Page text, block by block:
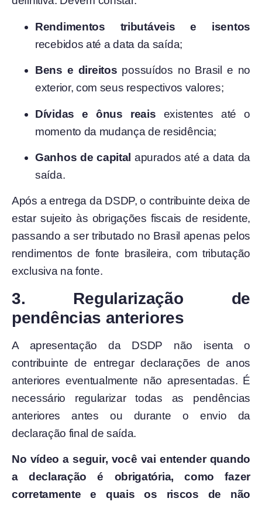
Rendimentos tributáveis e isentos
recebidos até a data da saída;
Bens e direitos possuídos no Brasil e no
exterior, com seus respectivos valores;
Dívidas e ônus reais existentes até o
momento da mudança de residência;
Ganhos de capital apurados até a data da
saída.
Após a entrega da DSDP, o contribuinte deixa de
estar sujeito às obrigações fiscais de residente,
passando a ser tributado no Brasil apenas pelos
rendimentos de fonte brasileira, com tributação
exclusiva na fonte.
3. Regularização de
pendências anteriores
A apresentação da DSDP não isenta o
contribuinte de entregar declarações de anos
anteriores eventualmente não apresentadas. É
necessário regularizar todas as pendências
anteriores antes ou durante o envio da
declaração final de saída.
No vídeo a seguir, você vai entender quando
a declaração é obrigatória, como fazer
corretamente e quais os riscos de não